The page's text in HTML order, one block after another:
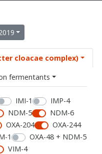
cloacae complex)
fermentants
IMI-1
IMP-4
NDM-5
NDM-6
OXA-204
OXA-244
1
OXA-48 + NDM-5
VIM-4